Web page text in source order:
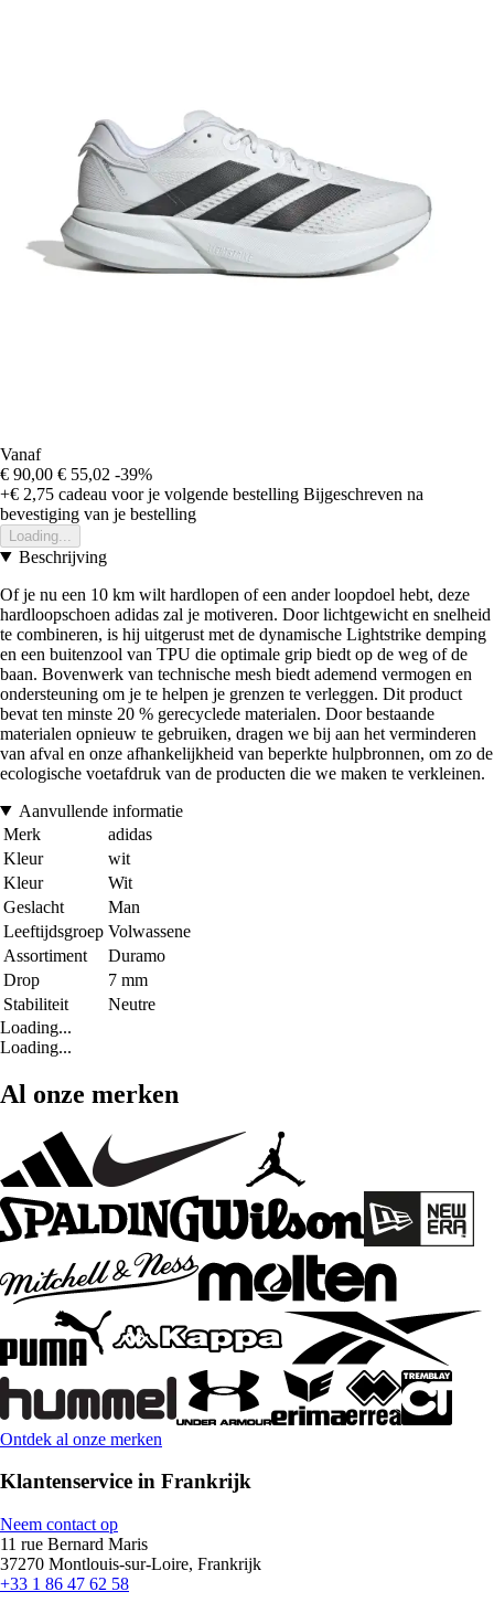
Vanaf
€ 90,00 € 55,02 -39%
+€ 2,75 cadeau voor je volgende bestelling Bijgeschreven na
bevestiging van je bestelling
Loading...
Beschrijving
Of je nu een 10 km wilt hardlopen of een ander loopdoel hebt, deze
hardloopschoen adidas zal je motiveren. Door lichtgewicht en snelheid
te combineren, is hij uitgerust met de dynamische Lightstrike demping
en een buitenzool van TPU die optimale grip biedt op de weg of de
baan. Bovenwerk van technische mesh biedt ademend vermogen en
ondersteuning om je te helpen je grenzen te verleggen. Dit product
bevat ten minste 20 % gerecyclede materialen. Door bestaande
materialen opnieuw te gebruiken, dragen we bij aan het verminderen
van afval en onze afhankelijkheid van beperkte hulpbronnen, om zo de
ecologische voetafdruk van de producten die we maken te verkleinen.
Aanvullende informatie
Merk
adidas
Kleur
wit
Kleur
Wit
Geslacht
Man
Leeftijdsgroep Volwassene
Assortiment
Duramo
Drop
7 mm
Stabiliteit
Neutre
Loading...
Loading...
Al onze merken
Ontdek al onze merken
Klantenservice in Frankrijk
Neem contact op
11 rue Bernard Maris
37270 Montlouis-sur-Loire, Frankrijk
+33 1 86 47 62 58